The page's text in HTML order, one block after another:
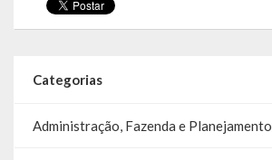
Carta de Serviços
Categorias
Administração, Fazenda e Planejamento